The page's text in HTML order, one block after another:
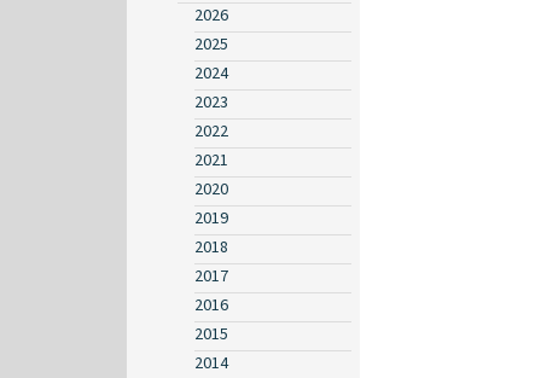
2026
2025
2024
2023
2022
2021
2020
2019
2018
2017
2016
2015
2014